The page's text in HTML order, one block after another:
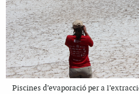
Piscines d’evaporació per a